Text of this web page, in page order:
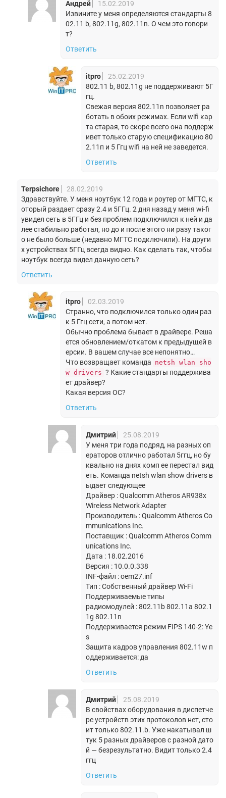
Андрей
15.02.2019
Извините у меня определяются стандарты 8
02.11 b, 802.11g, 802.11n. О чем это говори
т?
Ответить
itpro
25.02.2019
802.11 b, 802.11g не поддерживают 5Г
гц.
Свежая версия 802.11n позволяет ра
ботать в обоих режимах. Если wifi кар
та старая, то скоре всего она поддерж
ивет только старую спецификацию 80
2.11п и 5 Ггц wifi на ней не заведется.
Ответить
Terpsichore
28.02.2019
Здравствуйте. У меня ноутбук 12 года и роутер от МГТС, к
оторый раздает сразу 2.4 и 5ГГц. 2 дня назад у меня wi-fi
увидел сеть в 5ГГц и без проблем подключился к ней и да
лее стабильно работал, но до и после этого ни разу таког
о не было больше (недавно МГТС подключили). На други
х устройствах 5ГГц всегда видно. Как сделать так, чтобы
ноутбук всегда видел данную сеть?
Ответить
itpro
02.03.2019
Странно, что подключился только один раз
к 5 Ггц сети, а потом нет.
Обычно проблема бывает в драйвере. Реша
ется обновлением/откатом к предыдущей в
ерсии. В вашем случае все непонятно…
Что возвращает команда netsh wlan sho
w drivers ? Какие стандарты поддержива
ет драйвер?
Какая версия ОС?
Ответить
Дмитрий
25.08.2019
У меня три года подряд, на разных оп
ераторов отлично работал 5ггц, но бу
квально на днях комп ее перестал вид
еть. Команда netsh wlan show drivers в
ыдает следующее
Драйвер : Qualcomm Atheros AR938x
Wireless Network Adapter
Производитель : Qualcomm Atheros Co
mmunications Inc.
Поставщик : Qualcomm Atheros Comm
unications Inc.
Дата : 18.02.2016
Версия : 10.0.0.338
INF-файл : oem27.inf
Тип : Собственный драйвер Wi-Fi
Поддерживаемые типы
радиомодулей : 802.11b 802.11a 802.1
1g 802.11n
Поддерживается режим FIPS 140-2: Ye
s
Защита кадров управления 802.11w п
оддерживается: да
Ответить
Дмитрий
25.08.2019
В свойствах оборудования в диспетче
ре устройств этих протоколов нет, сто
ит только 802.11.b. Уже накатывал ш
тук 5 разных драйверов с разной дато
й — безрезультатно. Видит только 2.4
ггц
Ответить